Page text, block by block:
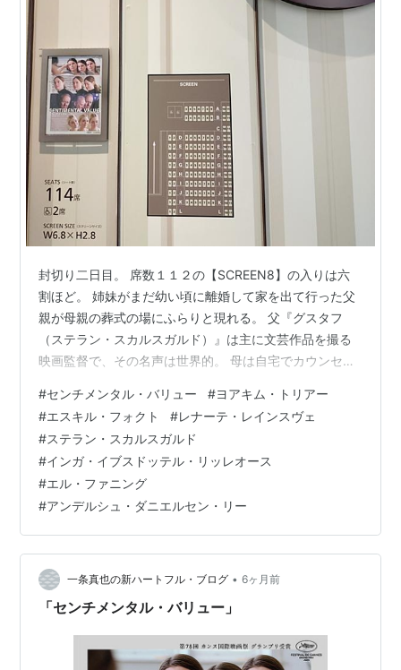
封切り二日目。 席数１１２の【SCREEN8】の入りは六
割ほど。 姉妹がまだ幼い頃に離婚して家を出て行った父
親が母親の葬式の場にふらりと現れる。 父『グスタフ
（ステラン・スカルスガルド）』は主に文芸作品を撮る
映画監督で、その名声は世界的。 母は自宅でカウンセラ
エキセントリックだったよう。 父は舞台女優の姉娘に脚
本を示し十五年振りに撮る長編映画への主演をオファー
する。 しかし、姉『ノーラ（レナーテ・レインスヴ
ェ）』は、彼に対しての複雑な感情が先行しその場で拒
否してしまう。 『グスタフ』はその代役としてアメリカ
人の若手人気女優『レイチェル（エル・フ…
#センチメンタル・バリュー #ヨアキム・トリアー
#エスキル・フォクト #レナーテ・レインスヴェ
#ステラン・スカルスガルド
#インガ・イブスドッテル・リッレオース
#エル・ファニング
#アンデルシュ・ダニエルセン・リー
一条真也の新ハートフル・ブログ • 6ヶ月前
「センチメンタル・バリュー」